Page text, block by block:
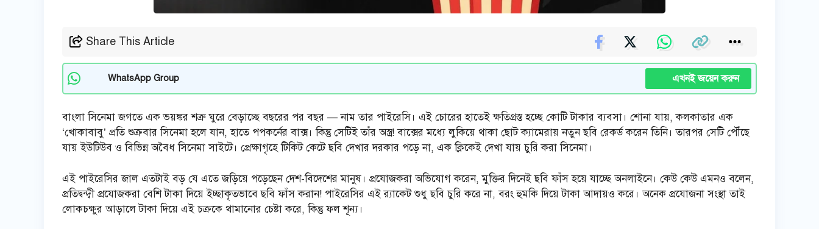
Share This Article
WhatsApp Group এখনই জয়েন করুন
বাংলা সিনেমা জগতে এক ভয়ঙ্কর শত্রু ঘুরে বেড়াচ্ছে বছরের পর বছর — নাম তার পাইরেসি। এই চোরের হাতেই ক্ষতিগ্রস্ত হচ্ছে কোটি টাকার ব্যবসা। শোনা যায়, কলকাতার এক
‘খোকাবাবু’ প্রতি শুক্রবার সিনেমা হলে যান, হাতে পপকর্নের বাক্স। কিন্তু সেটিই তাঁর অস্ত্র! বাক্সের মধ্যে লুকিয়ে থাকা ছোট ক্যামেরায় নতুন ছবি রেকর্ড করেন তিনি। তারপর সেটি পৌঁছে
যায় ইউটিউব ও বিভিন্ন অবৈধ সিনেমা সাইটে। প্রেক্ষাগৃহে টিকিট কেটে ছবি দেখার দরকার পড়ে না, এক ক্লিকেই দেখা যায় চুরি করা সিনেমা।
এই পাইরেসির জাল এতটাই বড় যে এতে জড়িয়ে পড়েছেন দেশ-বিদেশের মানুষ। প্রযোজকরা অভিযোগ করেন, মুক্তির দিনেই ছবি ফাঁস হয়ে যাচ্ছে অনলাইনে। কেউ কেউ এমনও বলেন,
প্রতিদ্বন্দ্বী প্রযোজকরা বেশি টাকা দিয়ে ইচ্ছাকৃতভাবে ছবি ফাঁস করান! পাইরেসির এই র‌্যাকেট শুধু ছবি চুরি করে না, বরং হুমকি দিয়ে টাকা আদায়ও করে। অনেক প্রযোজনা সংস্থা তাই
লোকচক্ষুর আড়ালে টাকা দিয়ে এই চক্রকে থামানোর চেষ্টা করে, কিন্তু ফল শূন্য।